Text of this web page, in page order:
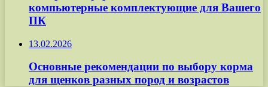
компьютерные комплектующие для Вашего
ПК
13.02.2026
Основные рекомендации по выбору корма
для щенков разных пород и возрастов